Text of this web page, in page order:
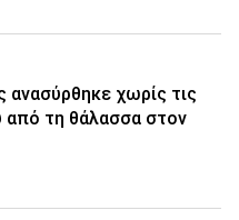
ανασύρθηκε χωρίς τις
από τη θάλασσα στον